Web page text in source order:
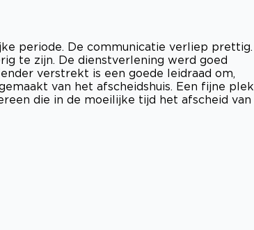
periode. De communicatie verliep prettig.
te zijn. De dienstverlening werd goed
verstrekt is een goede leidraad om,
van het afscheidshuis. Een fijne plek
die in de moeilijke tijd het afscheid van